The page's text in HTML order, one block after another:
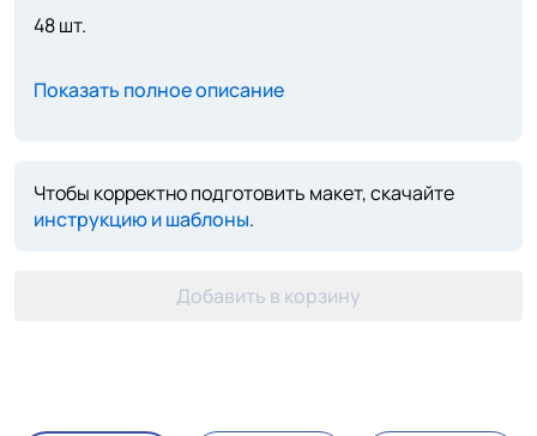
48 шт.
Показать полное описание
Чтобы корректно подготовить макет, скачайте
инструкцию и шаблоны.
Добавить в корзину